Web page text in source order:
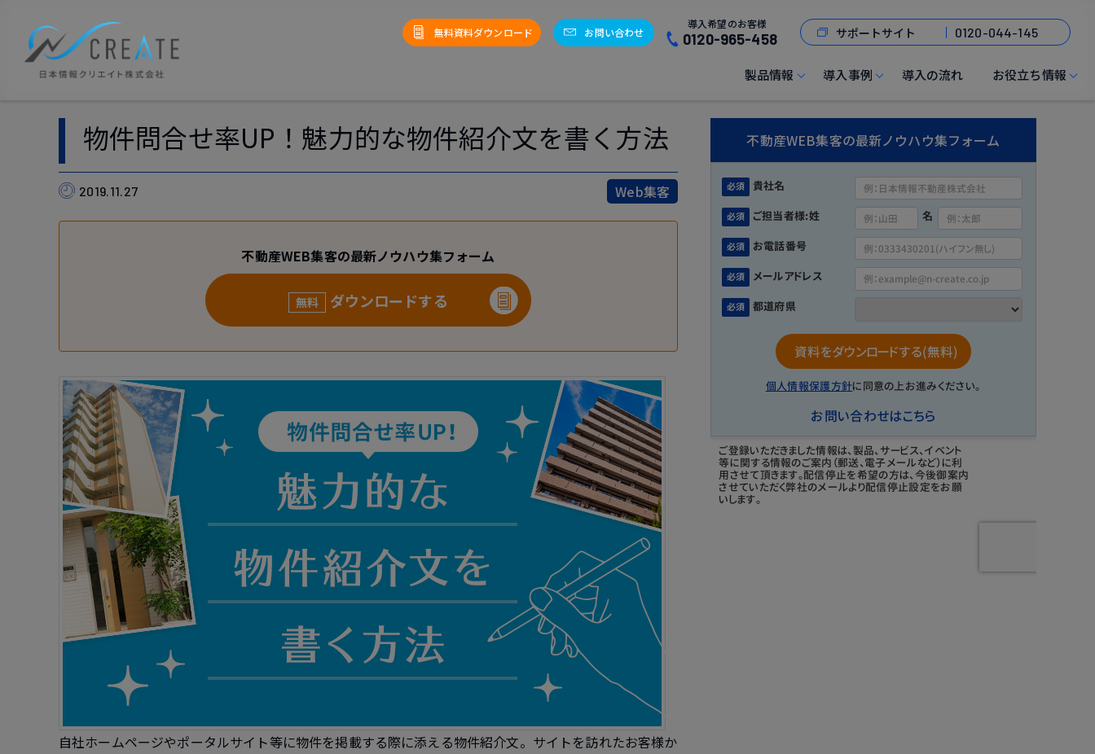
無料資料ダウンロード お問い合わせ
導入希望のお客様
0120-965-458 サポートサイト 0120-044-145
製品情報 導入事例 導入の流れ お役立ち情報
物件問合せ率UP！魅力的な物件紹介文を書く方法
2019.11.27 Web集客
不動産WEB集客の最新ノウハウ集フォーム
無料 ダウンロードする
自社ホームページやポータルサイト等に物件を掲載する際に添える物件紹介文。サイトを訪れたお客様か
不動産WEB集客の最新ノウハウ集フォーム